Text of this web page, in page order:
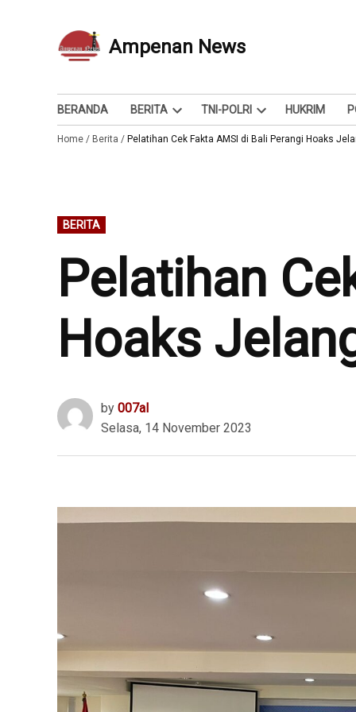
Ampenan News
Berita dan Info
BERANDA BERITA
Open
dropdown
TNI-POLRI
Open
dropdown
HUKRIM
Home / Berita / Pelatihan Cek Fakta AMSI di Bali Perangi Hoaks
POSTED
IN
BERITA
Pelatihan
Hoaks
by 007al
Selasa, 14 November 2023